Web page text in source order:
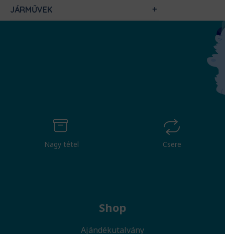
JÁRMŰVEK
Nagy tétel Csere
Shop
Ajándékutalvány